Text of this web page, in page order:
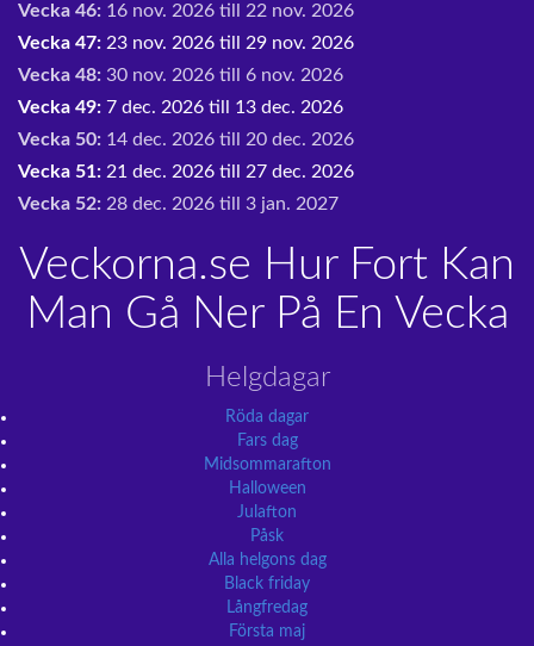
Vecka 46: 16 nov. 2026 till 22 nov. 2026
Vecka 47: 23 nov. 2026 till 29 nov. 2026
Vecka 48: 30 nov. 2026 till 6 nov. 2026
Vecka 49: 7 dec. 2026 till 13 dec. 2026
Vecka 50: 14 dec. 2026 till 20 dec. 2026
Vecka 51: 21 dec. 2026 till 27 dec. 2026
Vecka 52: 28 dec. 2026 till 3 jan. 2027
Veckorna.se Hur Fort Kan
Man Gå Ner På En Vecka
Helgdagar
Röda dagar
Fars dag
Midsommarafton
Halloween
Julafton
Påsk
Alla helgons dag
Black friday
Långfredag
Första maj